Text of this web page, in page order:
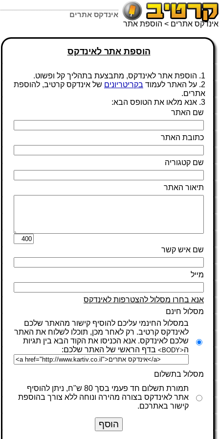
אינדקס אתרים
אינדקס אתרים > הוספת אתר
הוספת אתר לאינדקס
1. הוספת אתר לאינדקס, מתבצעת בתהליך קל ופשוט.
2. על האתר לעמוד
בקריטריונים של אינדקס קרטיב, להוספת
אתרים.
3. אנא מלאו את הטופס הבא:
שם האתר
כתובת האתר
שם קטגוריה
תיאור האתר
שם איש קשר
מייל
אנא בחרו מסלול להצטרפות לאינדקס
מסלול חינם
במסלול החינמי עליכם להוסיף קישור מהאתר שלכם
לאינדקס קרטיב. רק לאחר מכן, תוכלו לשלוח את האתר
שלכם לאינדקס. אנא הכניסו את הקוד הבא בין תגיות
ה<BODY> בדף הראשי של האתר שלכם:
מסלול בתשלום
תמורת תשלום חד פעמי בסך 80 ש"ח, ניתן להוסיף
אתר לאינדקס בצורה מהירה ונוחה ללא צורך בהוספת
קישור באתרכם.